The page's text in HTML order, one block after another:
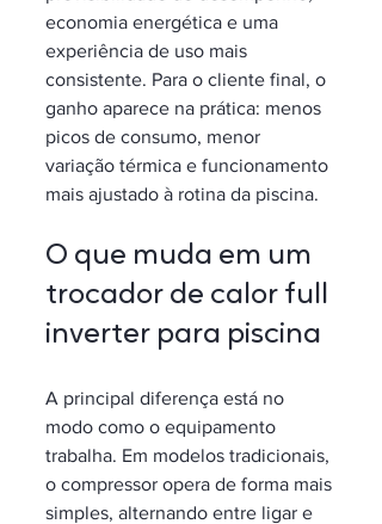
economia energética e uma
experiência de uso mais
consistente. Para o cliente final, o
ganho aparece na prática: menos
picos de consumo, menor
variação térmica e funcionamento
mais ajustado à rotina da piscina.
O que muda em um
trocador de calor full
inverter para piscina
A principal diferença está no
modo como o equipamento
trabalha. Em modelos tradicionais,
o compressor opera de forma mais
simples, alternando entre ligar e